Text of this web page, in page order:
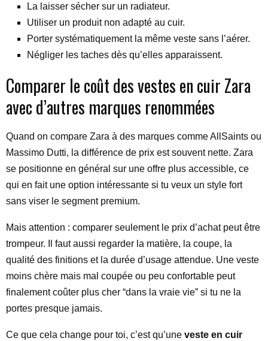
La laisser sécher sur un radiateur.
Utiliser un produit non adapté au cuir.
Porter systématiquement la même veste sans l’aérer.
Négliger les taches dès qu’elles apparaissent.
Comparer le coût des vestes en cuir Zara
avec d’autres marques renommées
Quand on compare Zara à des marques comme AllSaints ou
Massimo Dutti, la différence de prix est souvent nette. Zara
se positionne en général sur une offre plus accessible, ce
qui en fait une option intéressante si tu veux un style fort
sans viser le segment premium.
Mais attention : comparer seulement le prix d’achat peut être
trompeur. Il faut aussi regarder la matière, la coupe, la
qualité des finitions et la durée d’usage attendue. Une veste
moins chère mais mal coupée ou peu confortable peut
finalement coûter plus cher “dans la vraie vie” si tu ne la
portes presque jamais.
Ce que cela change pour toi, c’est qu’une veste en cuir